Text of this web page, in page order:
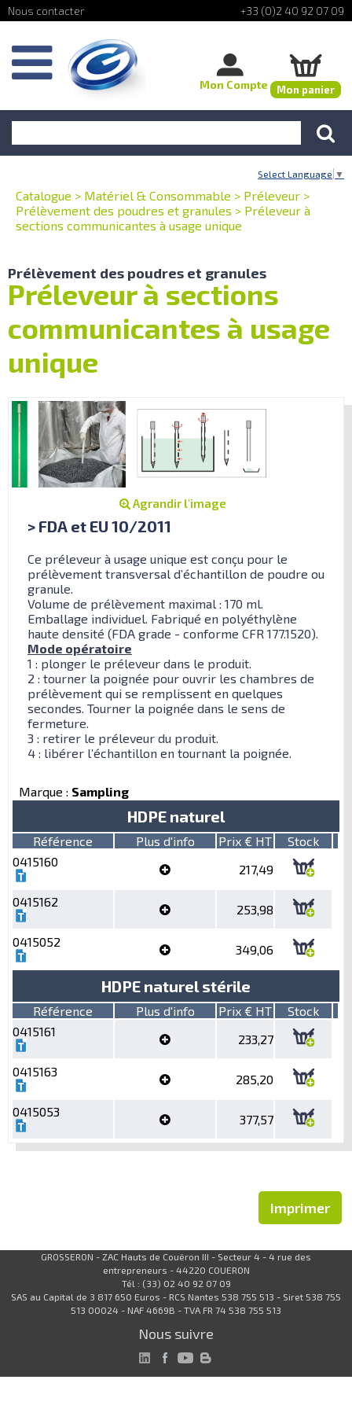
+33 (0)2 40 92 07 09
Mon Compte Mon panier
Select Language ▼
Catalogue > Matériel & Consommable > Préleveur >
Prélèvement des poudres et granules > Préleveur à
sections communicantes à usage unique
Prélèvement des poudres et granules
Préleveur à sections
communicantes à usage
unique
Agrandir l'image
> FDA et EU 10/2011
Ce préleveur à usage unique est conçu pour le
prélèvement transversal d’échantillon de poudre ou
granule.
Volume de prélèvement maximal : 170 ml.
Emballage individuel. Fabriqué en polyéthylène
haute densité (FDA grade - conforme CFR 177.1520).
Mode opératoire
1 : plonger le préleveur dans le produit.
2 : tourner la poignée pour ouvrir les chambres de
prélèvement qui se remplissent en quelques
secondes. Tourner la poignée dans le sens de
fermeture.
3 : retirer le préleveur du produit.
4 : libérer l’échantillon en tournant la poignée.
Marque : Sampling
HDPE naturel
Référence Plus d'info Prix € HT
Stock
0415160
217,49
0415162
253,98
0415052
349,06
HDPE naturel stérile
Référence Plus d'info Prix € HT
Stock
0415161
233,27
0415163
285,20
0415053
377,57
Imprimer
GROSSERON - ZAC Hauts de Couëron III - Secteur 4 - 4 rue des
entrepreneurs - 44220 COUERON
Tél : (33) 02 40 92 07 09
SAS au Capital de 3 817 650 Euros - RCS Nantes 538 755 513 - Siret 538 755
513 00024 - NAF 4669B - TVA FR 74 538 755 513
Nous suivre